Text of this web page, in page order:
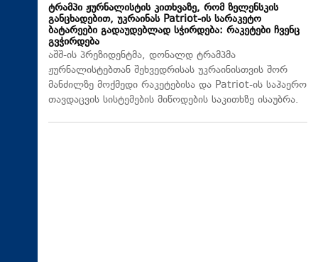
ტრამპი ჟურნალისტის კითხვაზე, რომ ზელენსკის
განცხადებით, უკრაინას Patriot-ის სარაკეტო
ბატარეები გადაუდებლად სჭირდება: რაკეტები ჩვენც
გვჭირდება
აშშ-ის პრეზიდენტმა, დონალდ ტრამპმა
ჟურნალისტებთან შეხვედრისას უკრაინისთვის შორ
მანძილზე მოქმედი რაკეტებისა და Patriot-ის საჰაერო
თავდაცვის სისტემების მიწოდების საკითხზე ისაუბრა.